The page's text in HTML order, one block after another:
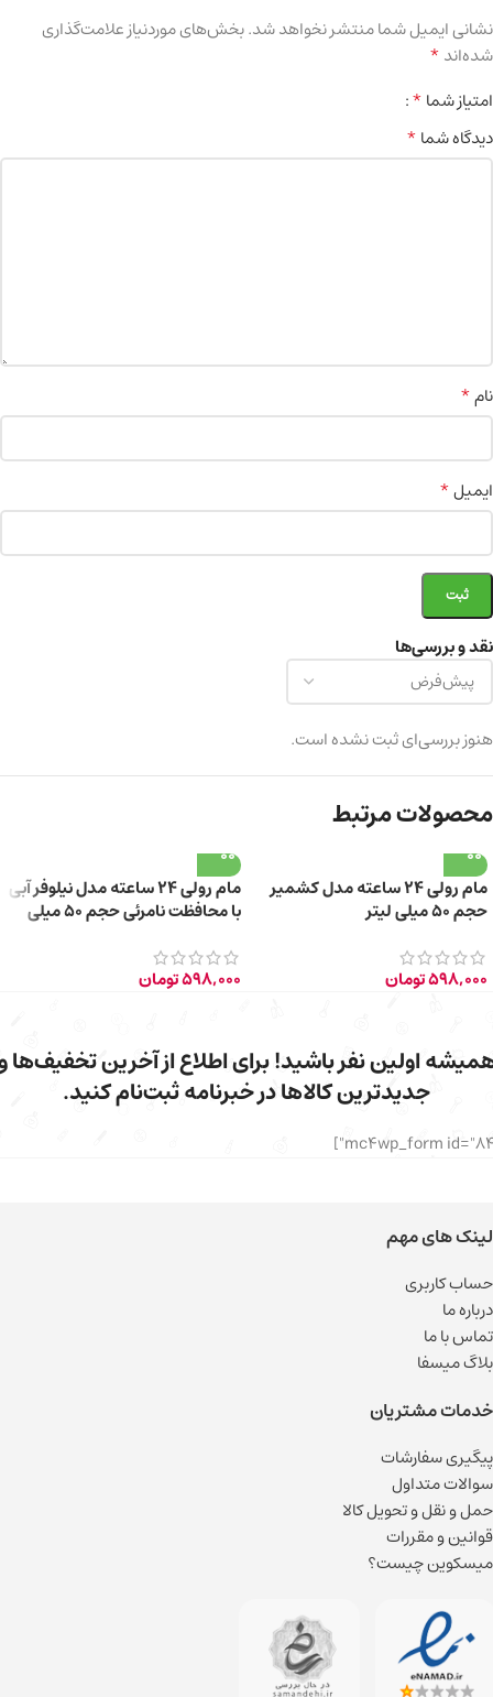
نقد و بررسی‌ها
هنوز بررسی‌ای ثبت نشده است.
نشانی ایمیل شما منتشر نخواهد شد.بخش‌های موردنیاز علامت‌گذاری
شده‌اند*
امتیاز شما*
دیدگاه شما*
نام*
ایمیل*
محصولات مرتبط
مام رولی 24 ساعته مدل کشمیر
حجم 50 میلی لیتر
598,000تومان
مام رولی 24 ساعته مدل نیلوفر آبی
با محافظت نامرئی حجم 50 میلی
598,000تومان
اولین نفر باشید! برای اطلاع از آخرین تخفیف‌ها
جدیدترین کالاها در خبرنامه ثبت‌نام کنید.
لینک های مهم
حساب کاربری
درباره ما
تماس با ما
بلاگ میسفا
خدمات مشتریان
پیگیری سفارشات
سوالات متداول
حمل و نقل و تحویل کالا
قوانین و مقررات
میسکوین چیست؟